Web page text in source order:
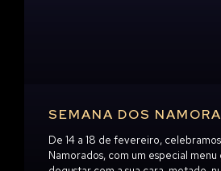
SEMANA DOS
De 14 a 18 de fevereiro,
Namorados, com um especial